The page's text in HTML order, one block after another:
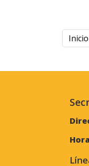
Inicio